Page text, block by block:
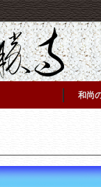
和尚